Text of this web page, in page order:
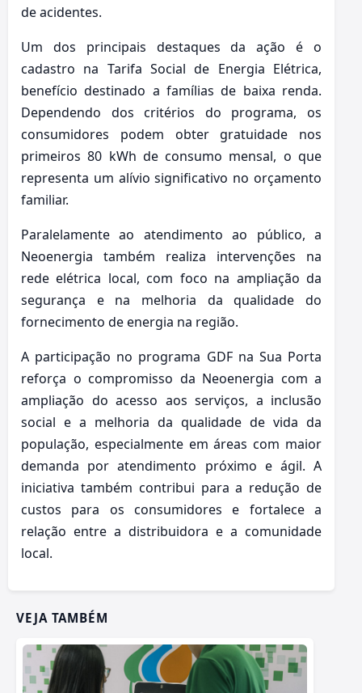
de acidentes.
Um dos principais destaques da ação é o
cadastro na Tarifa Social de Energia Elétrica,
benefício destinado a famílias de baixa renda.
Dependendo dos critérios do programa, os
consumidores podem obter gratuidade nos
primeiros 80 kWh de consumo mensal, o que
representa um alívio significativo no orçamento
familiar.
Paralelamente ao atendimento ao público, a
Neoenergia também realiza intervenções na
rede elétrica local, com foco na ampliação da
segurança e na melhoria da qualidade do
fornecimento de energia na região.
A participação no programa GDF na Sua Porta
reforça o compromisso da Neoenergia com a
ampliação do acesso aos serviços, a inclusão
social e a melhoria da qualidade de vida da
população, especialmente em áreas com maior
demanda por atendimento próximo e ágil. A
iniciativa também contribui para a redução de
custos para os consumidores e fortalece a
relação entre a distribuidora e a comunidade
local.
VEJA TAMBÉM